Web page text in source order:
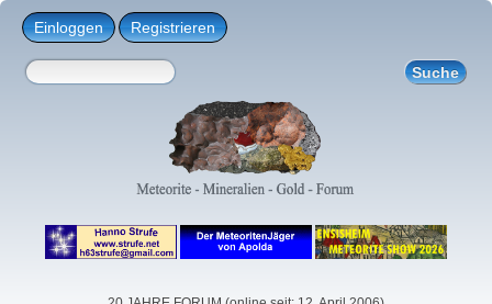
Einloggen Registrieren